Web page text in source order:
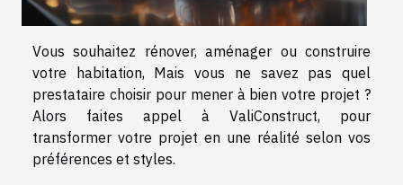
Vous souhaitez rénover, aménager ou construire
votre habitation, Mais vous ne savez pas quel
prestataire choisir pour mener à bien votre projet ?
Alors faites appel à ValiConstruct, pour
transformer votre projet en une réalité selon vos
préférences et styles.